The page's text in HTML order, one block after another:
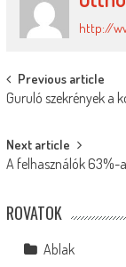
http://
Post
navigation
Previous article
Guruló szekrények a
Next article
A felhasználók 63%-
ROVATOK
Ablak